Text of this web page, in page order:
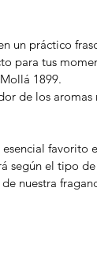
un práctico
para tus
1899.
de los
según el tipo
nuestra